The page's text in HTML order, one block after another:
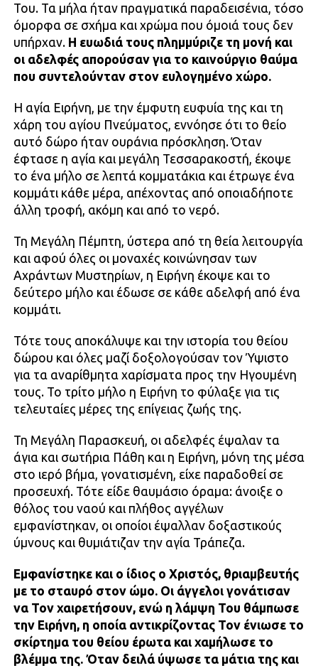
Του. Τα μήλα ήταν πραγματικά παραδεισένια, τόσο
όμορφα σε σχήμα και χρώμα που όμοιά τους δεν
υπήρχαν. Η ευωδιά τους πλημμύριζε τη μονή και
οι αδελφές απορούσαν για το καινούργιο θαύμα
που συντελούνταν στον ευλογημένο χώρο.
Η αγία Ειρήνη, με την έμφυτη ευφυία της και τη
χάρη του αγίου Πνεύματος, εννόησε ότι το θείο
αυτό δώρο ήταν ουράνια πρόσκληση. Όταν
έφτασε η αγία και μεγάλη Τεσσαρακοστή, έκοψε
το ένα μήλο σε λεπτά κομματάκια και έτρωγε ένα
κομμάτι κάθε μέρα, απέχοντας από οποιαδήποτε
άλλη τροφή, ακόμη και από το νερό.
Τη Μεγάλη Πέμπτη, ύστερα από τη θεία λειτουργία
και αφού όλες οι μοναχές κοινώνησαν των
Αχράντων Μυστηρίων, η Ειρήνη έκοψε και το
δεύτερο μήλο και έδωσε σε κάθε αδελφή από ένα
κομμάτι.
Τότε τους αποκάλυψε και την ιστορία του θείου
δώρου και όλες μαζί δοξολογούσαν τον Ύψιστο
για τα αναρίθμητα χαρίσματα προς την Ηγουμένη
τους. Το τρίτο μήλο η Ειρήνη το φύλαξε για τις
τελευταίες μέρες της επίγειας ζωής της.
Τη Μεγάλη Παρασκευή, οι αδελφές έψαλαν τα
άγια και σωτήρια Πάθη και η Ειρήνη, μόνη της μέσα
στο ιερό βήμα, γονατισμένη, είχε παραδοθεί σε
προσευχή. Τότε είδε θαυμάσιο όραμα: άνοιξε ο
θόλος του ναού και πλήθος αγγέλων
εμφανίστηκαν, οι οποίοι έψαλλαν δοξαστικούς
ύμνους και θυμιάτιζαν την αγία Τράπεζα.
Εμφανίστηκε και ο ίδιος ο Χριστός, θριαμβευτής
με το σταυρό στον ώμο. Οι άγγελοι γονάτισαν
να Τον χαιρετήσουν, ενώ η λάμψη Του θάμπωσε
την Ειρήνη, η οποία αντικρίζοντας Τον ένιωσε το
σκίρτημα του θείου έρωτα και χαμήλωσε το
βλέμμα της. Όταν δειλά ύψωσε τα μάτια της και